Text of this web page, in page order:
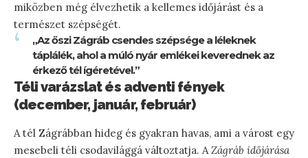
miközben még élvezhetik a kellemes időjárást és a
természet szépségét.
„Az őszi Zágráb csendes szépsége a léleknek
táplálék, ahol a múló nyár emlékei keverednek az
érkező tél ígéretével.”
Téli varázslat és adventi fények
(december, január, február)
A tél Zágrábban hideg és gyakran havas, ami a várost egy
mesebeli téli csodavilággá változtatja. AZágráb időjárása